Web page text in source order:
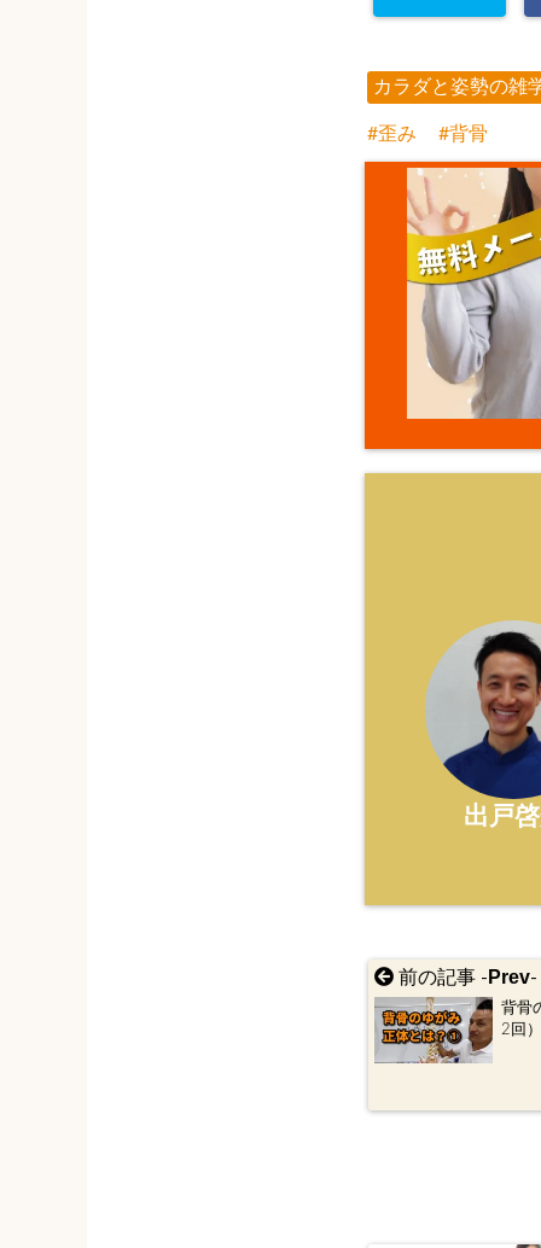
カラダと姿勢の雑
歪み 背骨
出戸
前の記事 - Prev-
背骨
2回